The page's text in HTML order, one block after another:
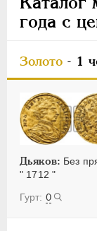
года с
Золото - 1
Дьяков: Без
" 1712 "
0
АННА
ЕЛИЗАВЕТА
ПЕТР III 1762-
ЕКАТЕРИНА II
ПАВЕЛ I
АЛЕКСАНДР I
НИКОЛАЙ I
АЛЕКСАНДР II
АЛЕКСАНДР III